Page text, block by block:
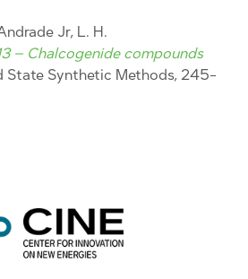
Jr, L. H.
– Chalcogenide compounds
State Synthetic Methods, 245-